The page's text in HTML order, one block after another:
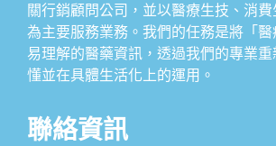
關行銷顧問公司，並以醫療生技、消
為主要服務業務。我們的任務是將「
易理解的醫藥資訊，透過我們的專業
懂並在具體生活化上的運用。
聯絡資訊